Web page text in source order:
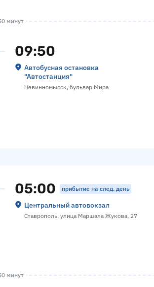
минут
09:50
Автобусная остановка
"Автостанция"
Невинномысск, бульвар Мира
05:00 прибытие на след. день
Центральный автовокзал
Ставрополь, улица Маршала Жукова, 27
минут